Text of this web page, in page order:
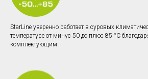
StarLine уверенно работает в суровых
температуре от минус 50 до плюс 85 °С
комплектующим